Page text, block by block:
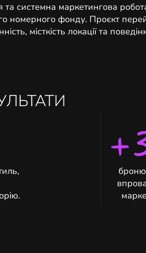
системна маркетингова
номерного фонду. Проєкт
місткість локації та